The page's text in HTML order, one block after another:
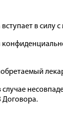
в силу
Договора.